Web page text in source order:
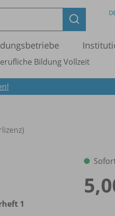
Bildung Vollzeit
1